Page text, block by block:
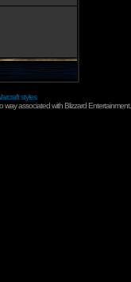
styles
way associated with Blizzard Entertainment.